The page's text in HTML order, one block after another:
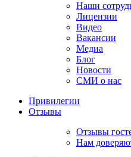
Наши
Лицензии
Видео
Вакансии
Медиа
Блог
Новости
СМИ о нас
Привилегии
Отзывы
Отзывы
Нам